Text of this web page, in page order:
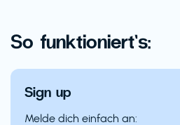
So funktioniert’s:
Sign up
Melde dich einfach an: